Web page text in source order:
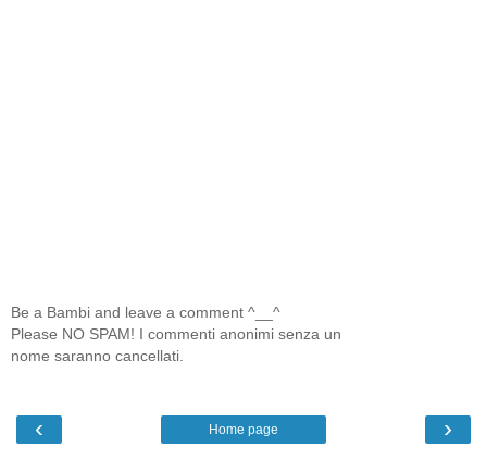
Be a Bambi and leave a comment ^__^
Please NO SPAM! I commenti anonimi senza un
nome saranno cancellati.
‹ ›
Home page